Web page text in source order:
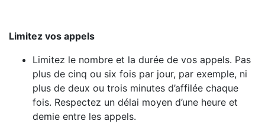
Limitez vos appels
Limitez le nombre et la durée de vos appels. Pas
plus de cinq ou six fois par jour, par exemple, ni
plus de deux ou trois minutes d’affilée chaque
fois. Respectez un délai moyen d’une heure et
demie entre les appels.